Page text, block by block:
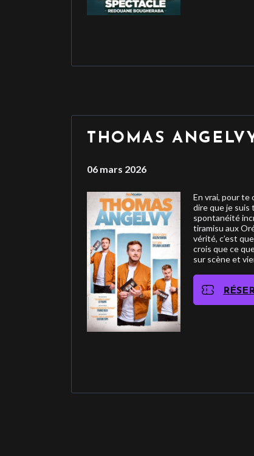
THOMAS
06 mars 2026
En vrai, pour te
dire que je suis
spontanéité
tiramisu aux
vérité, c’est
crois que ce
sur scène et